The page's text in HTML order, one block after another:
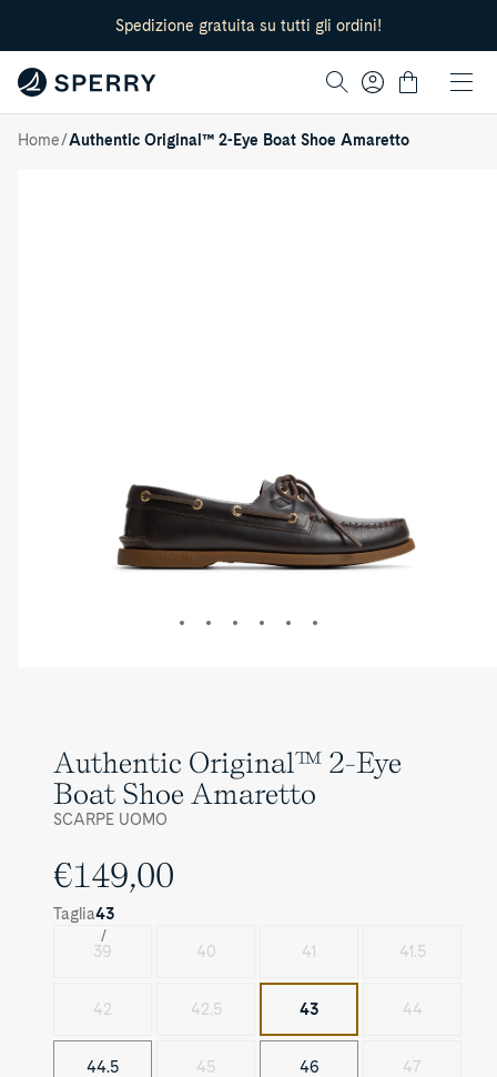
missing:
Spedizione gratuita su tutti gli ordini!
Log
in
Cart
Home/Authentic Original™ 2-Eye Boat Shoe Amaretto
ImageImageImageImageImageImage
Authentic Original™ 2-Eye
Boat Shoe Amaretto
SCARPE UOMO
€149,00
Taglia43
39 40 41 41.5
42 42.5 43 44
44.5 45 46 47